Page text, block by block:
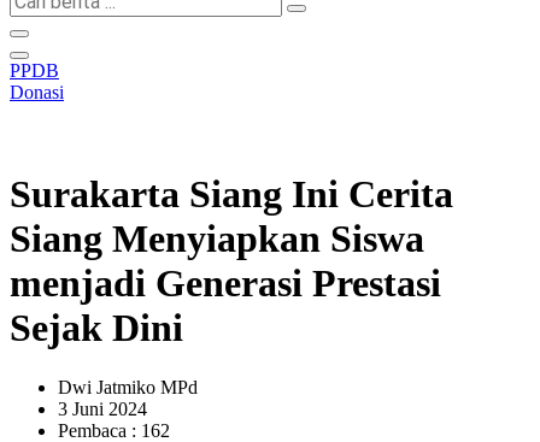
berita
...
PPDB
Donasi
Surakarta Siang Ini Cerita
Siang Menyiapkan Siswa
menjadi Generasi Prestasi
Sejak Dini
Dwi Jatmiko MPd
3 Juni 2024
Pembaca : 162